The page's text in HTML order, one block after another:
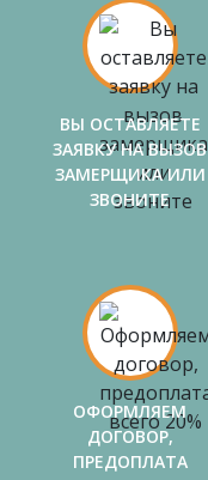
ВЫ ОСТАВЛЯЕТЕ
ЗАЯВКУ НА ВЫЗОВ
ЗАМЕРЩИКА ИЛИ
ЗВОНИТЕ
ОФОРМЛЯЕМ
ДОГОВОР,
ПРЕДОПЛАТА